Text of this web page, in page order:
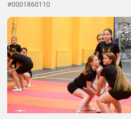
#0001860110